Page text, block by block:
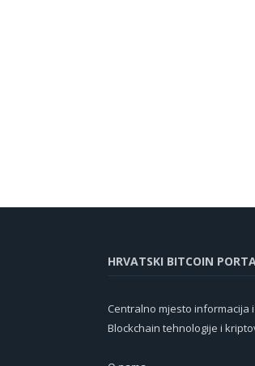
HRVATSKI BITCOIN
Centralno mjesto informacija
Blockchain tehnologije i